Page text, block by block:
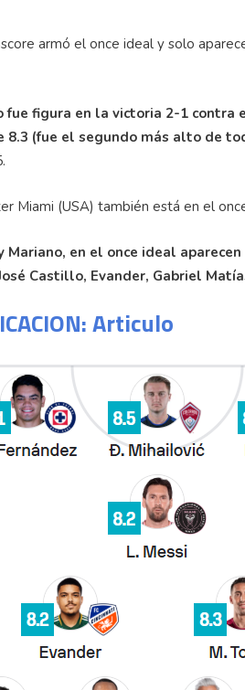
armó el once ideal y solo
figura en la victoria 2-1 contra
8.3 (fue el segundo más alto de
Miami (USA) también está en el
Mariano, en el once ideal
Castillo, Evander, Gabriel
Articulo